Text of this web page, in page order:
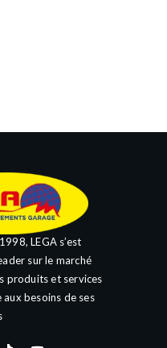
LEGA s’est
sur le marché
produits et services
besoins de ses